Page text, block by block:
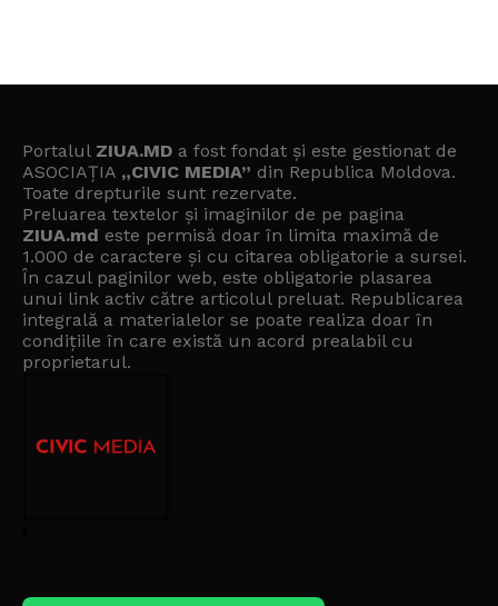
Portalul ZIUA.MD a fost fondat și este gestionat de
ASOCIAȚIA „CIVIC MEDIA” din Republica Moldova.
Toate drepturile sunt rezervate.
Preluarea textelor și imaginilor de pe pagina
ZIUA.md este permisă doar în limita maximă de
1.000 de caractere și cu citarea obligatorie a sursei.
În cazul paginilor web, este obligatorie plasarea
unui link activ către articolul preluat. Republicarea
integrală a materialelor se poate realiza doar în
condițiile în care există un acord prealabil cu
proprietarul.